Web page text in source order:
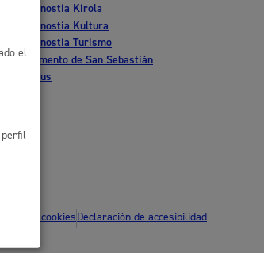
Donostia Kirola
Donostia Kultura
Donostia Turismo
Fomento de San Sebastián
Dbus
de cookiesDeclaración de accesibilidad
el
perfil